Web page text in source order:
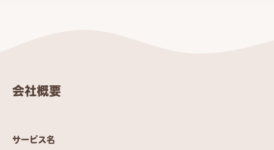
会社概要
サービス名